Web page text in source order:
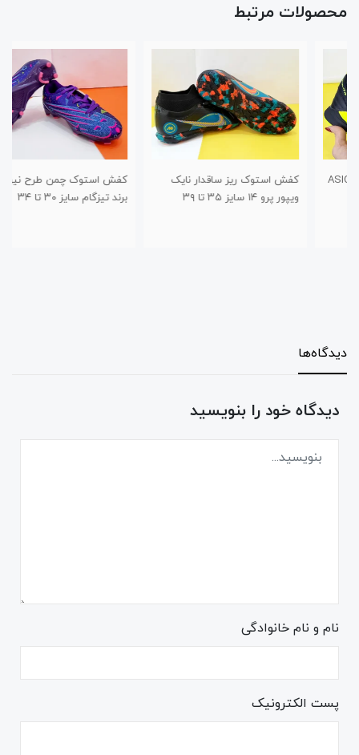
محصولات مرتبط
کفش استوک ریز ساقدار نایک
ویپور پرو ۱۴ سایز ۳۵ تا ۳۹
کفش استوک چمن طرح نیوبالانس
برند تیزگام سایز ۳۰ تا ۳۴
دیدگاه‌ها
دیدگاه خود را بنویسید
نام و نام خانوادگی
پست الکترونیک